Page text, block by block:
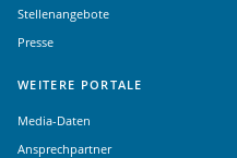
Stellenangebote
Presse
WEITERE PORTALE
Media-Daten
Ansprechpartner